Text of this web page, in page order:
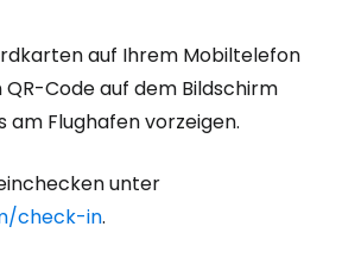
auf Ihrem Mobiltelefon
Code auf dem Bildschirm
am Flughafen vorzeigen.
unter
check-in.